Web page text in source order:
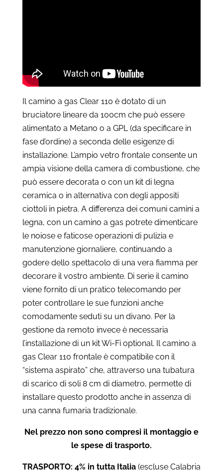
Il camino a gas Clear 110 è dotato di un
bruciatore lineare da 100cm che può essere
alimentato a Metano o a GPL (da specificare in
fase d’ordine) a seconda delle esigenze di
installazione. L’ampio vetro frontale consente un
ampia visione della camera di combustione, che
può essere decorata o con un kit di legna
ceramica o in alternativa con degli appositi
ciottoli in pietra. A differenza dei comuni camini a
legna, con un camino a gas potrete dimenticare
le noiose e faticose operazioni di pulizia e
manutenzione giornaliere, continuando a
godere dello spettacolo di una vera fiamma per
decorare il vostro ambiente. Di serie il camino
viene fornito di un pratico telecomando per
poter controllare le sue funzioni anche
comodamente seduti su un divano. Per la
gestione da remoto invece è necessaria
l’installazione di un kit Wi-Fi optional. Il camino a
gas Clear 110 frontale è compatibile con il
“sistema aspirato” che, attraverso una tubatura
di scarico di soli 8 cm di diametro, permette di
installare questo prodotto anche in assenza di
una canna fumaria tradizionale.
Nel prezzo non sono compresi il montaggio e
le spese di trasporto.
TRASPORTO: 4% in tutta Italia (escluse Calabria